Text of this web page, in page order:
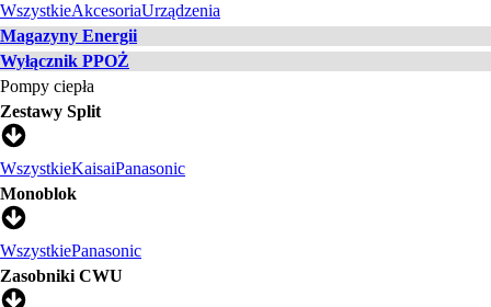
WszystkieAkcesoriaUrządzenia
Magazyny Energii
Wyłącznik PPOŻ
Pompy ciepła
Zestawy Split
WszystkieKaisaiPanasonic
Monoblok
WszystkiePanasonic
Zasobniki CWU